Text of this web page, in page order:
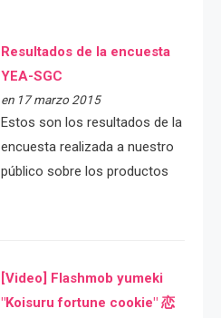
Resultados de la encuesta
YEA-SGC
en 17 marzo 2015
Estos son los resultados de la
encuesta realizada a nuestro
público sobre los productos
[Video] Flashmob yumeki
"Koisuru fortune cookie" 恋